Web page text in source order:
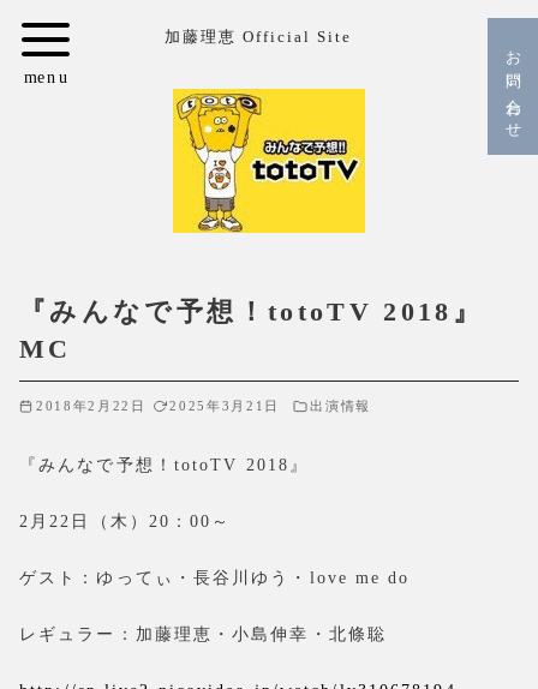
加藤理恵 Official Site
『みんなで予想！totoTV 2018』
MC
2018年2月22日 2025年3月21日 出演情報
『みんなで予想！totoTV 2018』
2月22日（木）20：00～
ゲスト：ゆってぃ・長谷川ゆう・love me do
レギュラー：加藤理恵・小島伸幸・北條聡
お問い合わせ